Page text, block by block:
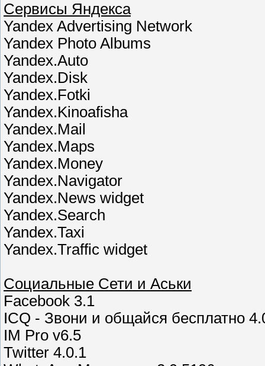
Сервисы Яндекса
Yandex Advertising Network
Yandex Photo Albums
Yandex.Auto
Yandex.Disk
Yandex.Fotki
Yandex.Kinoafisha
Yandex.Mail
Yandex.Maps
Yandex.Money
Yandex.Navigator
Yandex.News widget
Yandex.Search
Yandex.Taxi
Yandex.Traffic widget
Социальные Сети и Аськи
Facebook 3.1
ICQ - Звони и общайся бесплатно
IM Pro v6.5
Twitter 4.0.1